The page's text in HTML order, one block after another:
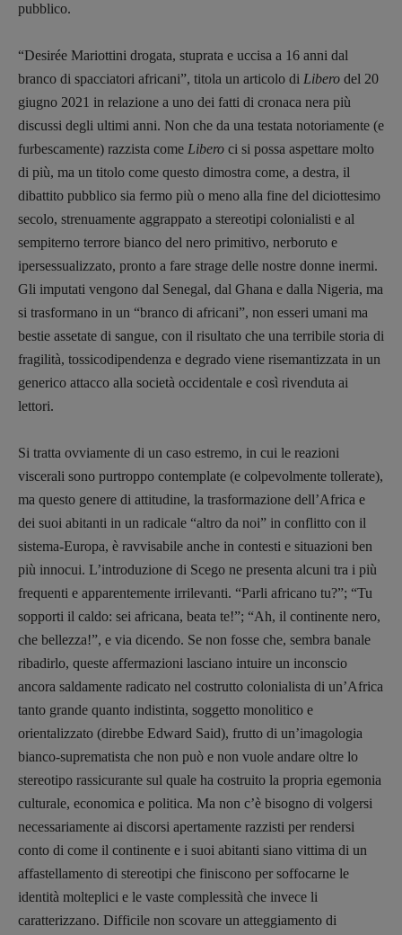
pubblico.
“Desirée Mariottini drogata, stuprata e uccisa a 16 anni dal
branco di spacciatori africani”, titola un articolo di Libero del 20
giugno 2021 in relazione a uno dei fatti di cronaca nera più
discussi degli ultimi anni. Non che da una testata notoriamente (e
furbescamente) razzista come Libero ci si possa aspettare molto
di più, ma un titolo come questo dimostra come, a destra, il
dibattito pubblico sia fermo più o meno alla fine del diciottesimo
secolo, strenuamente aggrappato a stereotipi colonialisti e al
sempiterno terrore bianco del nero primitivo, nerboruto e
ipersessualizzato, pronto a fare strage delle nostre donne inermi.
Gli imputati vengono dal Senegal, dal Ghana e dalla Nigeria, ma
si trasformano in un “branco di africani”, non esseri umani ma
bestie assetate di sangue, con il risultato che una terribile storia di
fragilità, tossicodipendenza e degrado viene risemantizzata in un
generico attacco alla società occidentale e così rivenduta ai
lettori.
Si tratta ovviamente di un caso estremo, in cui le reazioni
viscerali sono purtroppo contemplate (e colpevolmente tollerate),
ma questo genere di attitudine, la trasformazione dell’Africa e
dei suoi abitanti in un radicale “altro da noi” in conflitto con il
sistema-Europa, è ravvisabile anche in contesti e situazioni ben
più innocui. L’introduzione di Scego ne presenta alcuni tra i più
frequenti e apparentemente irrilevanti. “Parli africano tu?”; “Tu
sopporti il caldo: sei africana, beata te!”; “Ah, il continente nero,
che bellezza!”, e via dicendo. Se non fosse che, sembra banale
ribadirlo, queste affermazioni lasciano intuire un inconscio
ancora saldamente radicato nel costrutto colonialista di un’Africa
tanto grande quanto indistinta, soggetto monolitico e
orientalizzato (direbbe Edward Said), frutto di un’imagologia
bianco-suprematista che non può e non vuole andare oltre lo
stereotipo rassicurante sul quale ha costruito la propria egemonia
culturale, economica e politica. Ma non c’è bisogno di volgersi
necessariamente ai discorsi apertamente razzisti per rendersi
conto di come il continente e i suoi abitanti siano vittima di un
affastellamento di stereotipi che finiscono per soffocarne le
identità molteplici e le vaste complessità che invece li
caratterizzano. Difficile non scovare un atteggiamento di